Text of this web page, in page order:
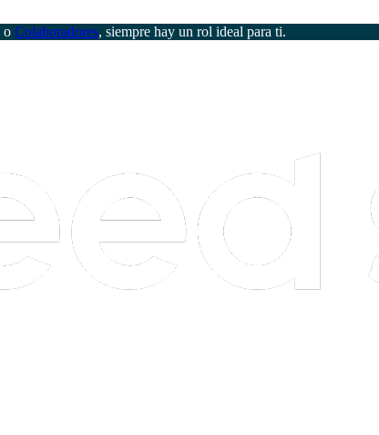
o Colaboradores, siempre hay un rol ideal para ti.